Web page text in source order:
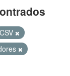
CSV